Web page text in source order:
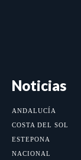
Noticias
ANDALUCÍA
COSTA DEL SOL
ESTEPONA
NACIONAL